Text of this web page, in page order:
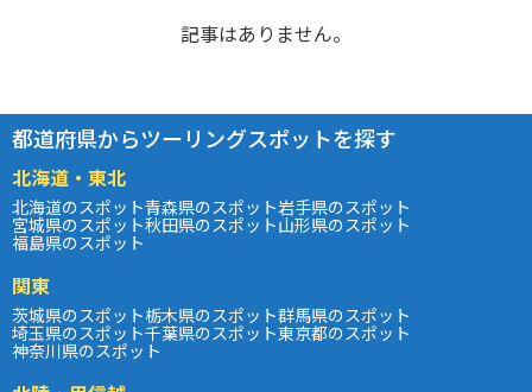
記事はありません。
都道府県からツーリングスポットを探す
北海道・東北
北海道のスポット青森県のスポット岩手県のスポット
宮城県のスポット秋田県のスポット山形県のスポット
福島県のスポット
関東
茨城県のスポット栃木県のスポット群馬県のスポット
埼玉県のスポット千葉県のスポット東京都のスポット
神奈川県のスポット